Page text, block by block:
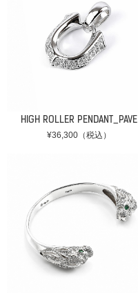
HIGH ROLLER PENDANT_PAVE
¥36,300（税込）